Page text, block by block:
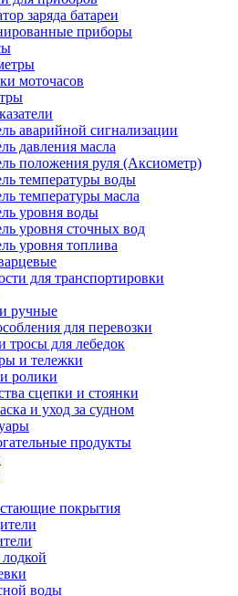
заряда батареи
приборы
моточасов
аварийной сигнализации
давления масла
положения руля (Аксиометр)
температуры воды
температуры масла
уровня воды
уровня сточных вод
уровня топлива
для транспортировки
ручные
для перевозки
тросы для лебедок
и тележки
ролики
сцепки и стоянки
и уход за судном
продукты
покрытия
лодкой
воды